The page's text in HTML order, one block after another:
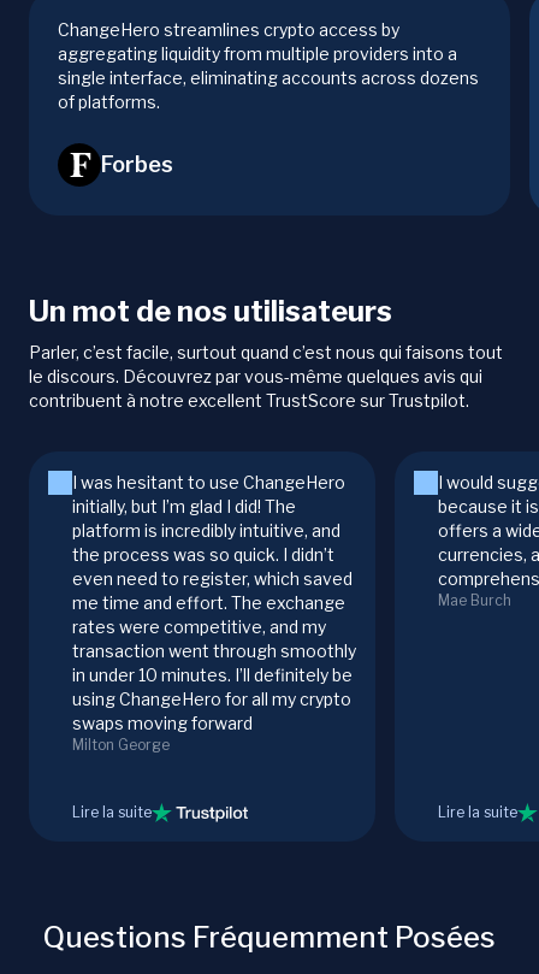
ChangeHero streamlines crypto access by
aggregating liquidity from multiple providers into a
single interface, eliminating accounts across dozens
of platforms.
Forbes
Un mot de nos utilisateurs
Parler, c’est facile, surtout quand c’est nous qui faisons tout
le discours. Découvrez par vous-même quelques avis qui
contribuent à notre excellent TrustScore sur Trustpilot.
I was hesitant to use ChangeHero
initially, but I’m glad I did! The
platform is incredibly intuitive, and
the process was so quick. I didn’t
even need to register, which saved
me time and effort. The exchange
rates were competitive, and my
transaction went through smoothly
in under 10 minutes. I’ll definitely be
using ChangeHero for all my crypto
swaps moving forward
Milton George
Lire la suite
I would
because it
offers a
currencies,
Mae Burch
Lire la suite
Questions Fréquemment Posées